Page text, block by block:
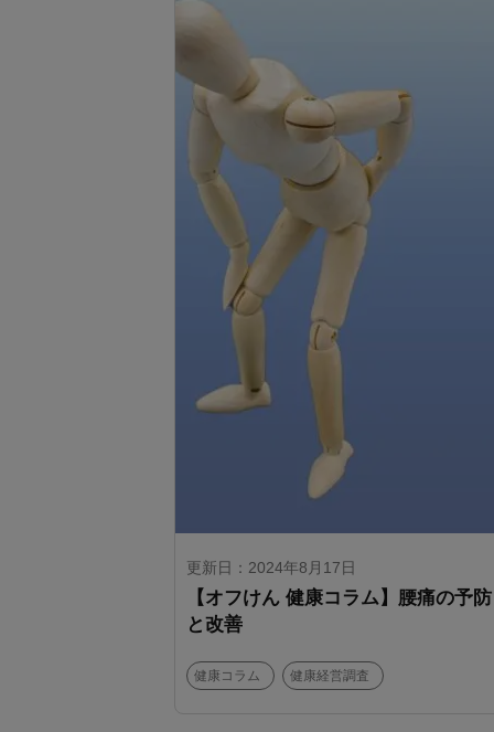
更新日：2024年8月17日
【オフけん 健康コラム】腰痛の予防
と改善
健康コラム 健康経営調査